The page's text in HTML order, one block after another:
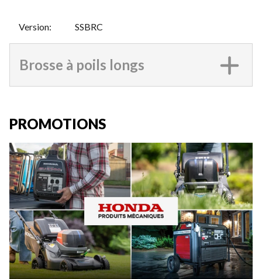
Version: SSBRC
Brosse à poils longs
PROMOTIONS